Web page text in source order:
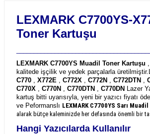
LEXMARK C7700YS-
Toner Kartuşu
LEXMARK C7700YS Muadil Toner Kartuşu
kalitede işçilik ve yedek parçalarla üretilmiştir.
C770 , X772E , C772X , C772N , C772DTN ,
C770X , C770N , C770DTN , C770DN Lazer
kartuş bitti uyarısıyla, yeni bir yazıcı fiyatı
ve Peformanslı LEXMARK C7700YS Sarı
alarak bütçe kaleminizde her defasında önemli bir
Hangi Yazıcılarda Kullanılır